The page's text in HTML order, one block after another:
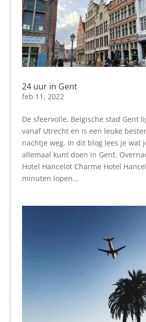
24 uur in Gent
feb 11, 2022
De sfeervolle, Belgische stad Gent
vanaf Utrecht en is een leuke
nachtje weg. In dit blog lees je wat
allemaal kunt doen in Gent.
Hotel Hancelot Charme Hotel
minuten lopen...